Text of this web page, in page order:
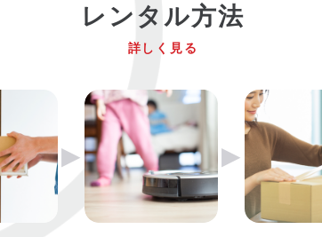
レンタル方法
詳しく見る
▶︎ ▶︎